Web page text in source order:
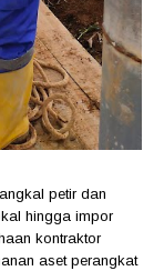
petir dan
hingga impor
kontraktor
aset perangkat